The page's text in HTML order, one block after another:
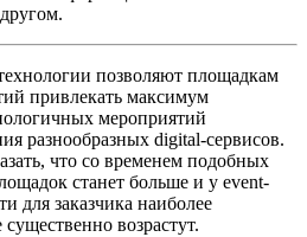
позволяют площадкам
привлекать максимум
мероприятий
разнообразных digital-сервисов.
что со временем подобных
станет больше и у event-
для заказчика наиболее
возрастут.